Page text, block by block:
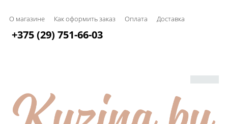
О магазине Как оформить заказ Оплата Доставка
+375 (29) 751-66-03